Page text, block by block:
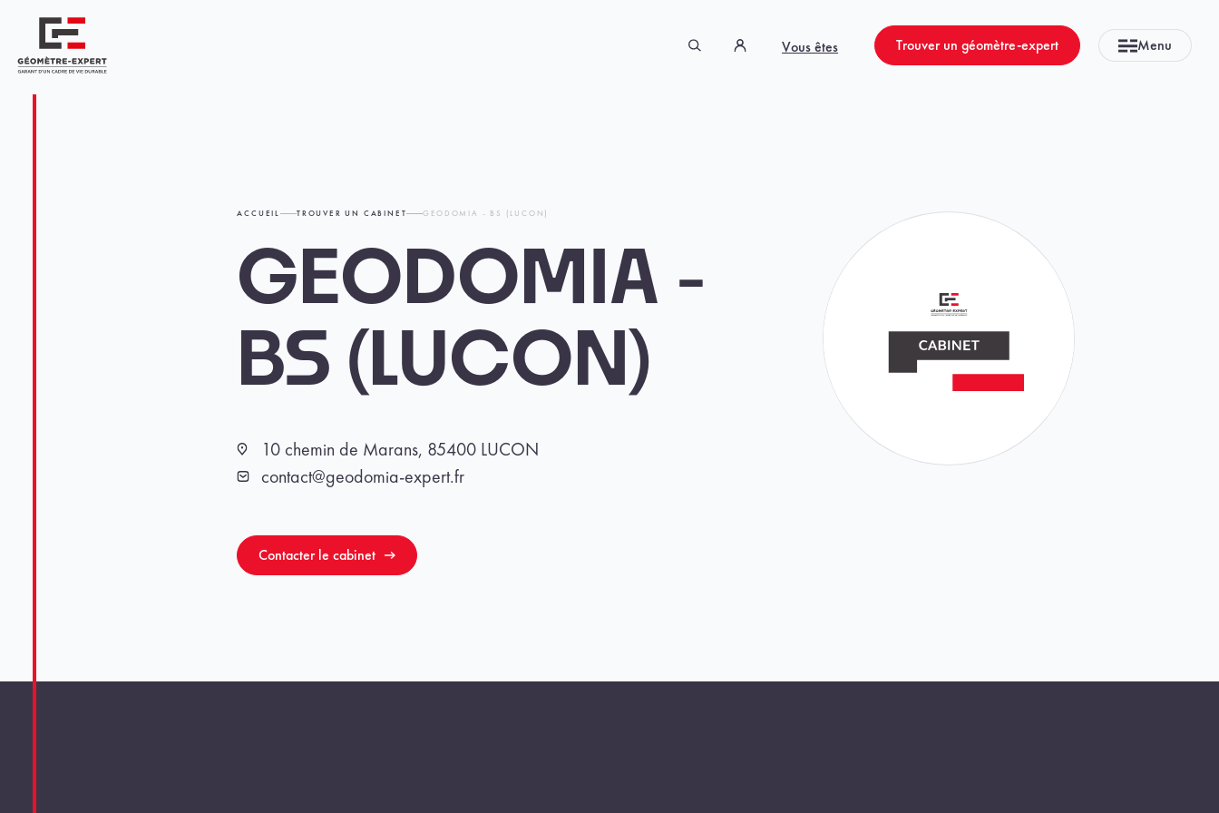
Vous êtes Trouver un géomètre-expert Menu
ACCUEIL TROUVER UN CABINET GEODOMIA - BS (LUCON)
GEODOMIA -
BS (LUCON)
Localisation
10 chemin de Marans, 85400 LUCON
Emailcontact@geodomia-expert.fr
Contacter le cabinet
Panneau de gestion des cookies